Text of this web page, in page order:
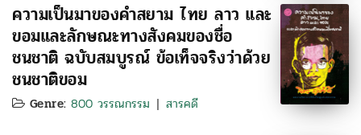
ความเป็นมาของคำสยาม ไทย ลาว และ
ขอมและลักษณะทางสังคมของชื่อ
ชนชาติ ฉบับสมบูรณ์ ข้อเท็จจริงว่าด้วย
ชนชาติขอม
Genre: 800 วรรณกรรม | สารคดี